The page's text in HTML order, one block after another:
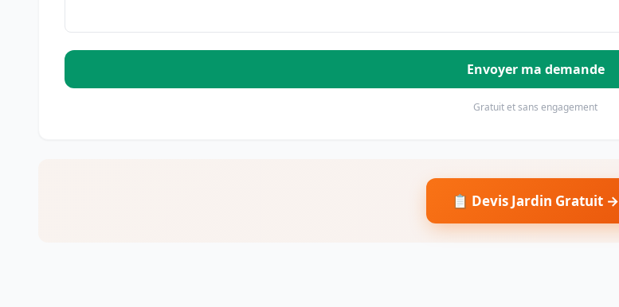
Envoyer ma demande
Gratuit et sans engagement
📋 Devis Jardin Gratuit →